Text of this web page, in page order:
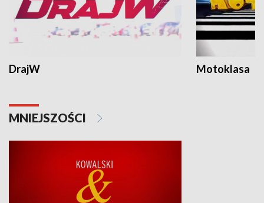
DrajW Motoklasa
MNIEJSZOŚCI